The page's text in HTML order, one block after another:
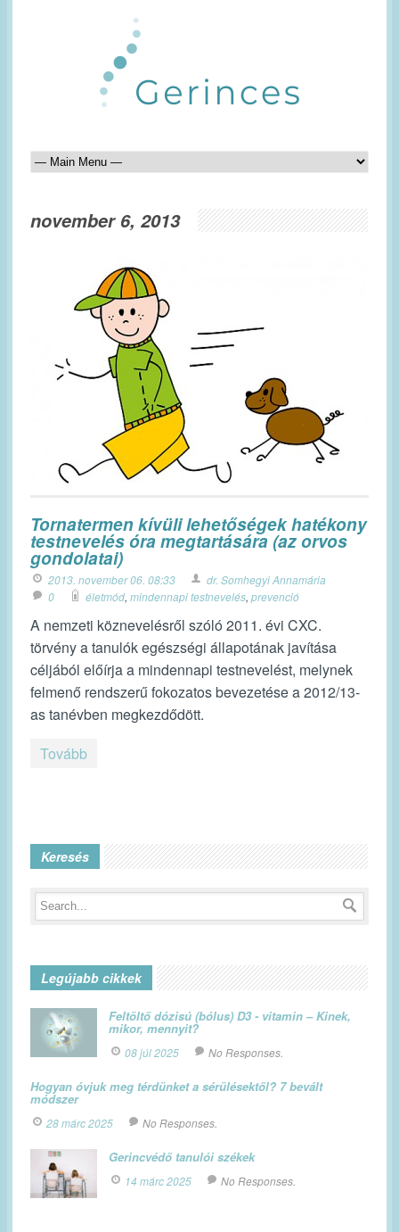
november 6, 2013
Tornatermen kívüli lehetőségek hatékony
testnevelés óra megtartására (az orvos
gondolatai)
2013. november 06. 08:33
dr. Somhegyi Annamária
0
életmód, mindennapi testnevelés, prevenció
A nemzeti köznevelésről szóló 2011. évi CXC.
törvény a tanulók egészségi állapotának javítása
céljából előírja a mindennapi testnevelést, melynek
felmenő rendszerű fokozatos bevezetése a 2012/13-
as tanévben megkezdődött.
Tovább
Keresés
Legújabb cikkek
Feltöltő dózisú (bólus) D3 - vitamin – Kinek,
mikor, mennyit?
08 júl 2025 No Responses.
Hogyan óvjuk meg térdünket a sérülésektől? 7 bevált
módszer
28 márc 2025 No Responses.
Gerincvédő tanulói székek
14 márc 2025 No Responses.